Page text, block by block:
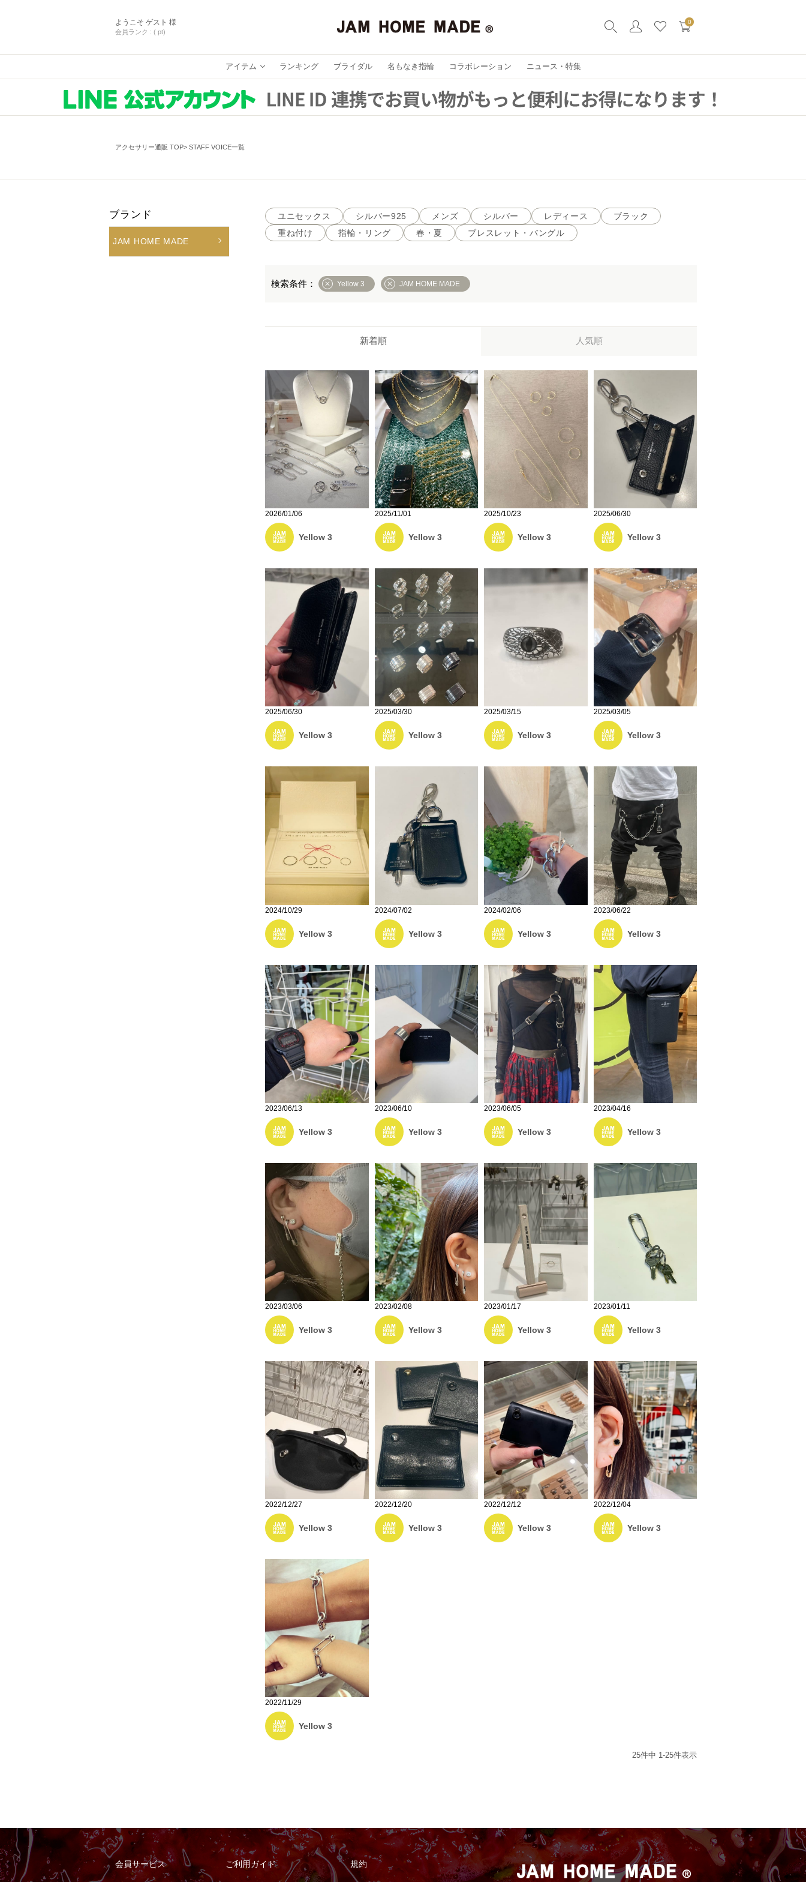
ようこそ ゲスト 様
会員ランク : ( pt)
0
アイテム ランキング ブライダル 名もなき指輪 コラボレーション ニュース・特集
アクセサリー通販 TOP STAFF VOICE一覧
ブランド
JAM HOME MADE
ユニセックス シルバー925 メンズ シルバー レディース
ブラック
重ね付け
指輪・リング 春・夏 ブレスレット・バングル
Yellow 3 JAM HOME MADE
新着順 人気順
2026/01/06
Yellow 3
2025/11/01
Yellow 3
2025/10/23
Yellow 3
2025/06/30
Yellow 3
2025/06/30
Yellow 3
2025/03/30
Yellow 3
2025/03/15
Yellow 3
2025/03/05
Yellow 3
2024/10/29
Yellow 3
2024/07/02
Yellow 3
2024/02/06
Yellow 3
2023/06/22
Yellow 3
2023/06/13
Yellow 3
2023/06/10
Yellow 3
2023/06/05
Yellow 3
2023/04/16
Yellow 3
2023/03/06
Yellow 3
2023/02/08
Yellow 3
2023/01/17
Yellow 3
2023/01/11
Yellow 3
2022/12/27
Yellow 3
2022/12/20
Yellow 3
2022/12/12
Yellow 3
2022/12/04
Yellow 3
2022/11/29
Yellow 3
25件中 1-25件表示
会員サービス ご利用ガイド 規約